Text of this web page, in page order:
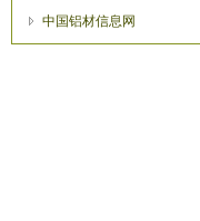
中国铝材信息网